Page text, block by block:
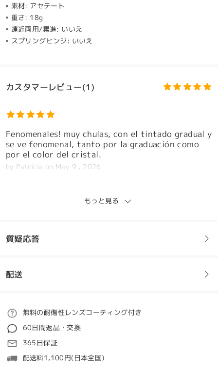
素材: アセテート
重さ: 18g
遠近両用/累進: いいえ
スプリングヒンジ: いいえ
カスタマーレビュー(1)
Fenomenales! muy chulas, con el tintado gradual y
se ve fenomenal, tanto por la graduación como
por el color del cristal.
by Patricia on May 9 , 2026
もっと見る
質疑応答
フレームについてご質問がある場合は、以下からお問い合わせく
質問する
配送
ご注文
処理時間
5-7営業日
詳細
無料の耐傷性レンズコーティング付き
60日間返品・交換
365日保証
配送料1,100円(日本全国)